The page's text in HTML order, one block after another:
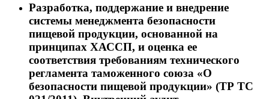
Разработка, поддержание и внедрение
системы менеджмента безопасности
пищевой продукции, основанной на
принципах ХАССП, и оценка ее
соответствия требованиям технического
регламента таможенного союза «О
безопасности пищевой продукции» (ТР ТС